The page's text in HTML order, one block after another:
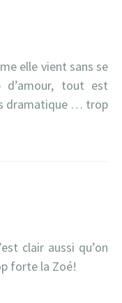
elle vient sans se
d’amour, tout est
dramatique … trop
clair aussi qu’on
forte la Zoé!